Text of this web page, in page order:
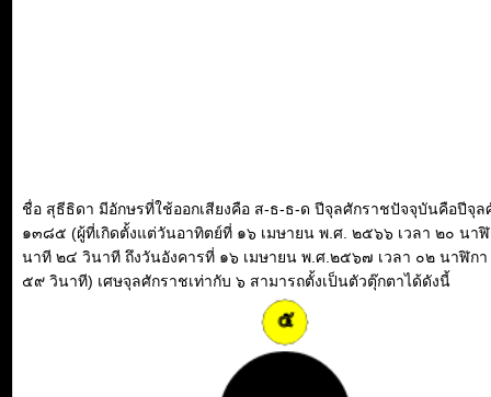
ชื่อ สุธีธิดา มีอักษรที่ใช้ออกเสียงคือ ส-ธ-ธ-ด ปีจุลศักราชปัจจุบันคือปีจุล
๑๓๘๕ (ผู้ที่เกิดตั้งแต่วันอาทิตย์ที่ ๑๖ เมษายน พ.ศ. ๒๕๖๖ เวลา ๒๐ นา
นาที ๒๔ วินาที ถึงวันอังคารที่ ๑๖ เมษายน พ.ศ.๒๕๖๗ เวลา ๐๒ นาฬิก
๕๙ วินาที) เศษจุลศักราชเท่ากับ ๖ สามารถตั้งเป็นตัวตุ๊กตาได้ดังนี้